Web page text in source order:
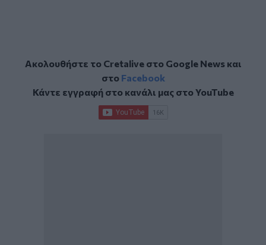
Ακολουθήστε το Cretalive στο Google Newsκαι
στο Facebook
Κάντε εγγραφή στο κανάλι μας στοYouTube